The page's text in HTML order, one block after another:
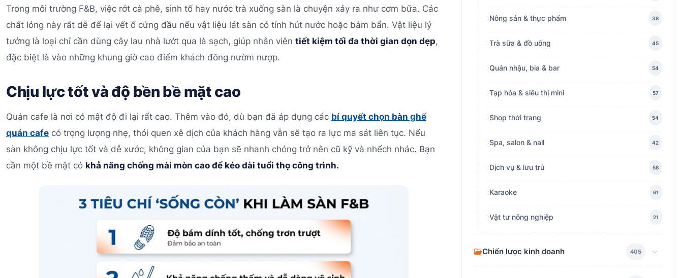
Trong môi trường F&B, việc rớt cà phê, sinh tố hay nước trà xuống sàn là chuyện xảy ra như cơm bữa. Các
chất lỏng này rất dễ để lại vết ố cứng đầu nếu vật liệu lát sàn có tính hút nước hoặc bám bẩn. Vật liệu lý
tưởng là loại chỉ cần dùng cây lau nhà lướt qua là sạch, giúp nhân viên tiết kiệm tối đa thời gian dọn dẹp,
đặc biệt là vào những khung giờ cao điểm khách đông nườm nượp.
Chịu lực tốt và độ bền bề mặt cao
Quán cafe là nơi có mật độ đi lại rất cao. Thêm vào đó, dù bạn đã áp dụng các bí quyết chọn bàn ghế
quán cafe có trọng lượng nhẹ, thói quen xê dịch của khách hàng vẫn sẽ tạo ra lực ma sát liên tục. Nếu
sàn không chịu lực tốt và dễ xước, không gian của bạn sẽ nhanh chóng trở nên cũ kỹ và nhếch nhác. Bạn
cần một bề mặt có khả năng chống mài mòn cao để kéo dài tuổi thọ công trình.
Nông sản & thực phẩm 38
Trà sữa & đồ uống 45
Quán nhậu, bia & bar 54
Tạp hóa & siêu thị mini 57
Shop thời trang 54
Spa, salon & nail 42
Dịch vụ & lưu trú 58
Karaoke 61
Vật tư nông nghiệp 21
Chiến lược kinh doanh 405